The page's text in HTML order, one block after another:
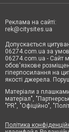
Реклама на сайті:
rek@citysites.ua
Допускається
06274.com.ua за
06274.com.ua - Сайт
обов'язкове
гіперпосилання на
якості джерела.
Матеріали з
матеріал",
"PR", "Офіційно",
Політика